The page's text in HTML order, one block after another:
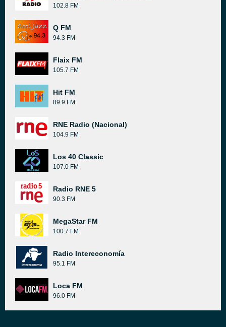
102.8 FM
Q FM
94.3 FM
Flaix FM
105.7 FM
Hit FM
89.9 FM
RNE Radio (Nacional)
104.9 FM
Los 40 Classic
107.0 FM
Radio RNE 5
90.3 FM
MegaStar FM
100.7 FM
Radio Intereconomía
95.1 FM
Loca FM
96.0 FM